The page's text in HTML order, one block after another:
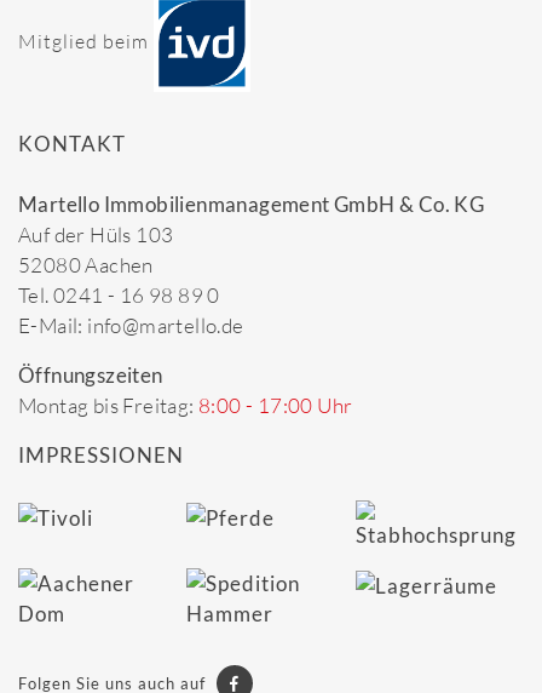
Mitglied beim
KONTAKT
Martello Immobilienmanagement GmbH & Co. KG
Auf der Hüls 103
52080 Aachen
Tel. 0241 - 16 98 89 0
E-Mail: info@martello.de
Öffnungszeiten
Montag bis Freitag: 8:00 - 17:00 Uhr
IMPRESSIONEN
Folgen Sie uns auch auf